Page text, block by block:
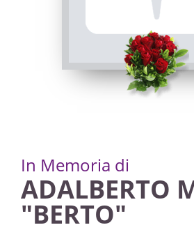
In Memoria di
ADALBERTO
"BERTO"